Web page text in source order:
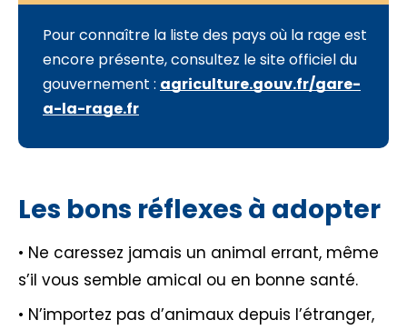
Pour connaître la liste des pays où la rage est
encore présente, consultez le site officiel du
gouvernement : agriculture.gouv.fr/gare-
a-la-rage.fr
Les bons réflexes à adopter
• Ne caressez jamais un animal errant, même
s’il vous semble amical ou en bonne santé.
• N’importez pas d’animaux depuis l’étranger,